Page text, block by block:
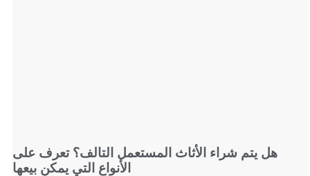
هل يتم شراء الأثاث المستعمل التالف؟ تعرف على
الأنواع التي يمكن بيعها